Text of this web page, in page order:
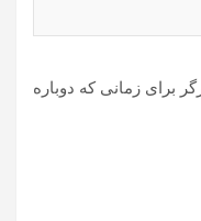
برای زمانی که دوباره